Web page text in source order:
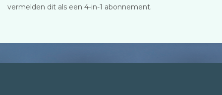
vermelden dit als een 4-in-1 abonnement.